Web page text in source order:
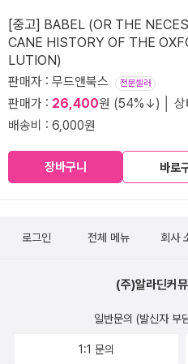
[중고] BABEL (OR THE
CANE HISTORY OF THE
LUTION)
판매자 : 무드앤북스 전문셀러
판매가 : 26,400원 (54%↓) │ 상
배송비 : 6,000원
장바구니 바로
로그인 전체 메뉴 회사
(주)알라딘커
일반문의 (발신자 부
1:1 문의